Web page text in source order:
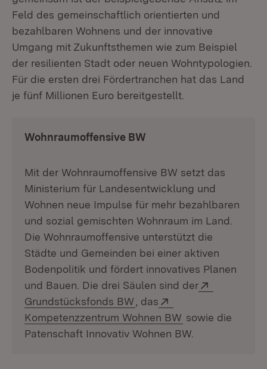
Feld des gemeinschaftlich orientierten und
bezahlbaren Wohnens und der innovative
Umgang mit Zukunftsthemen wie zum Beispiel
der resilienten Stadt oder neuen Wohntypologien.
Für die ersten drei Fördertranchen hat das Land
je fünf Millionen Euro bereitgestellt.
Wohnraumoffensive BW
Mit der Wohnraumoffensive BW setzt das
Ministerium für Landesentwicklung und
Wohnen neue Impulse für mehr bezahlbaren
und sozial gemischten Wohnraum im Land.
Die Wohnraumoffensive unterstützt die
Städte und Gemeinden bei einer aktiven
Bodenpolitik und fördert innovatives Planen
und Bauen. Die drei Säulen sind der
Grundstücksfonds BW (Öffnet in neuem Fenster)
, das
Kompetenzzentrum Wohnen BW (Öffnet in
sowie die
Patenschaft Innovativ Wohnen BW.